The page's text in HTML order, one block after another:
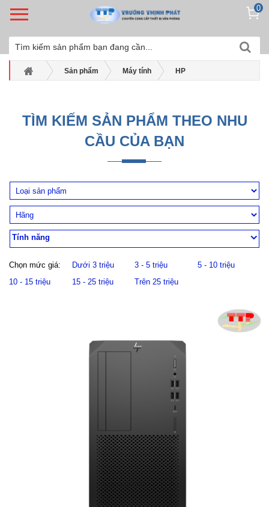
0
Sản phẩm Máy tính HP
TÌM KIẾM SẢN PHẨM THEO NHU
CẦU CỦA BẠN
Tính năng
Chọn mức giá: Dưới 3 triệu 3 - 5 triệu
5 - 10 triệu
10 - 15 triệu
15 - 25 triệu Trên 25 triệu